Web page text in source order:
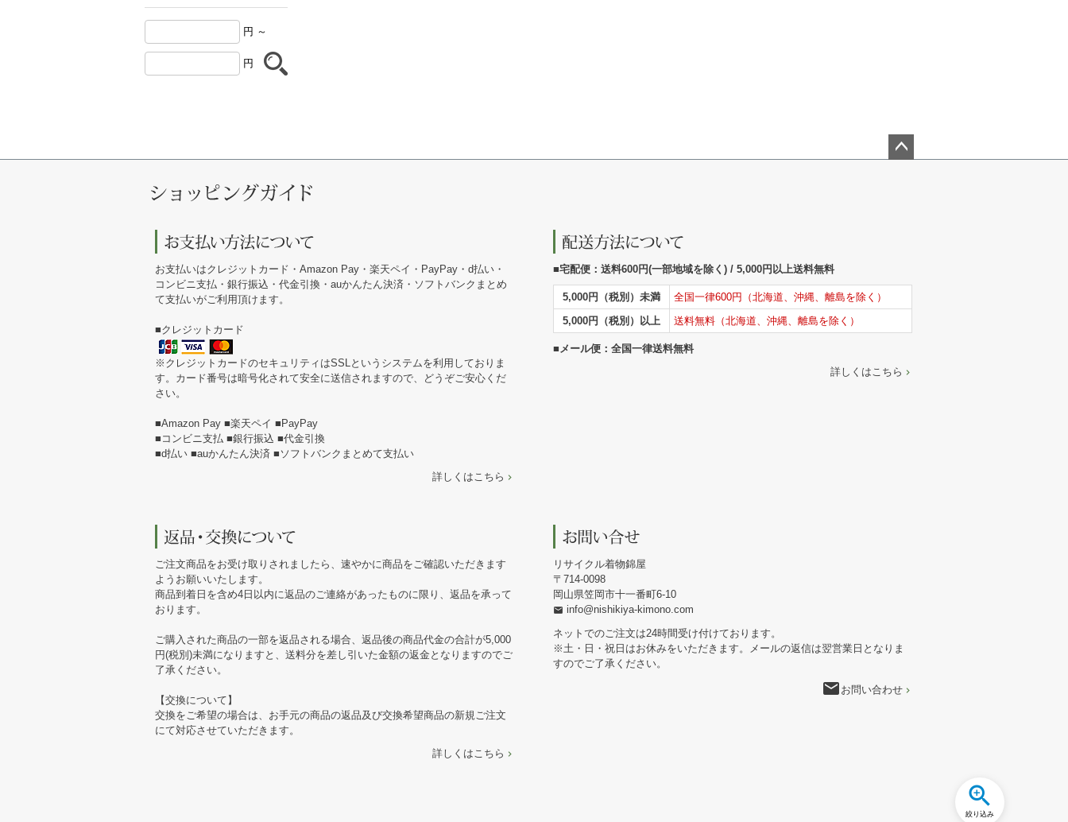
円 ～
円
絞り込み
お支払いはクレジットカード・Amazon Pay・楽天ペイ・PayPay・d払い・
コンビニ支払・銀行振込・代金引換・auかんたん決済・ソフトバンクまとめ
て支払いがご利用頂けます。
■クレジットカード
※クレジットカードのセキュリティはSSLというシステムを利用しておりま
す。カード番号は暗号化されて安全に送信されますので、どうぞご安心くだ
さい。
■Amazon Pay ■楽天ペイ ■PayPay
■コンビニ支払 ■銀行振込 ■代金引換
■d払い ■auかんたん決済 ■ソフトバンクまとめて支払い
詳しくはこちら
■宅配便：送料600円(一部地域を除く) / 5,000円以上送料無料
5,000円（税別）未満
全国一律600円（北海道、沖縄、離島を除く）
5,000円（税別）以上
送料無料（北海道、沖縄、離島を除く）
■メール便：全国一律送料無料
詳しくはこちら
ご注文商品をお受け取りされましたら、速やかに商品をご確認いただきます
ようお願いいたします。
商品到着日を含め4日以内に返品のご連絡があったものに限り、返品を承って
おります。
ご購入された商品の一部を返品される場合、返品後の商品代金の合計が5,000
円(税別)未満になりますと、送料分を差し引いた金額の返金となりますのでご
了承ください。
【交換について】
交換をご希望の場合は、お手元の商品の返品及び交換希望商品の新規ご注文
にて対応させていただきます。
詳しくはこちら
リサイクル着物錦屋
714-0098
岡山県笠岡市十一番町6-10
info@nishikiya-kimono.com
ネットでのご注文は24時間受け付けております。
※土・日・祝日はお休みをいただきます。メールの返信は翌営業日となりま
すのでご了承ください。
email お問い合わせ